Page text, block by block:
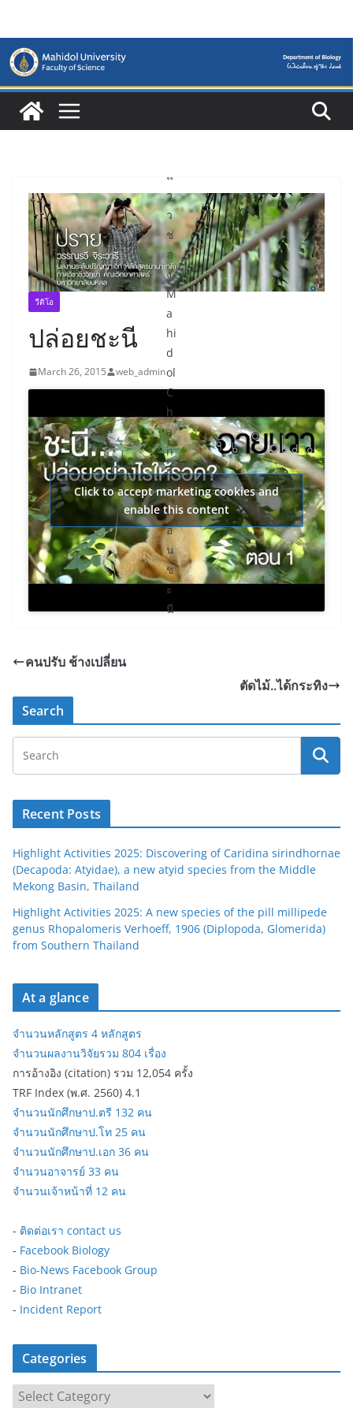
content
วีดิโอ
ปล่อยชะนี
March 26, 2015 web_admin
ย
ร
แ
ว
ว
ช่
อ
ง
M
a
hi
d
ol
C
h
a
n
n
el
ต
อ
น
ช
ะ
นี
อ
ร
ห้
ด
Click to accept marketing cookies and
enable this content
คนปรับ ช้างเปลี่ยน
ตัดไม้..ได้กระทิง
Search
Recent Posts
Highlight Activities 2025: Discovering of Caridina sirindhornae
(Decapoda: Atyidae), a new atyid species from the Middle
Mekong Basin, Thailand
Highlight Activities 2025: A new species of the pill millipede
genus Rhopalomeris Verhoeff, 1906 (Diplopoda, Glomerida)
from Southern Thailand
At a glance
จำนวนหลักสูตร 4 หลักสูตร
จำนวนผลงานวิจัยรวม 804 เรื่อง
การอ้างอิง (citation) รวม 12,054 ครั้ง
TRF Index (พ.ศ. 2560) 4.1
จำนวนนักศึกษาป.ตรี 132 คน
จำนวนนักศึกษาป.โท 25 คน
จำนวนนักศึกษาป.เอก 36 คน
จำนวนอาจารย์ 33 คน
จำนวนเจ้าหน้าที่ 12 คน
- ติดต่อเรา contact us
- Facebook Biology
- Bio-News Facebook Group
- Bio Intranet
- Incident Report
Categories